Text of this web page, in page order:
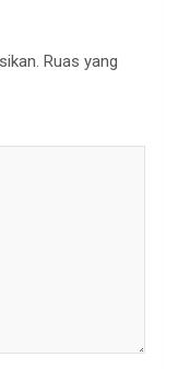
Ruas yang